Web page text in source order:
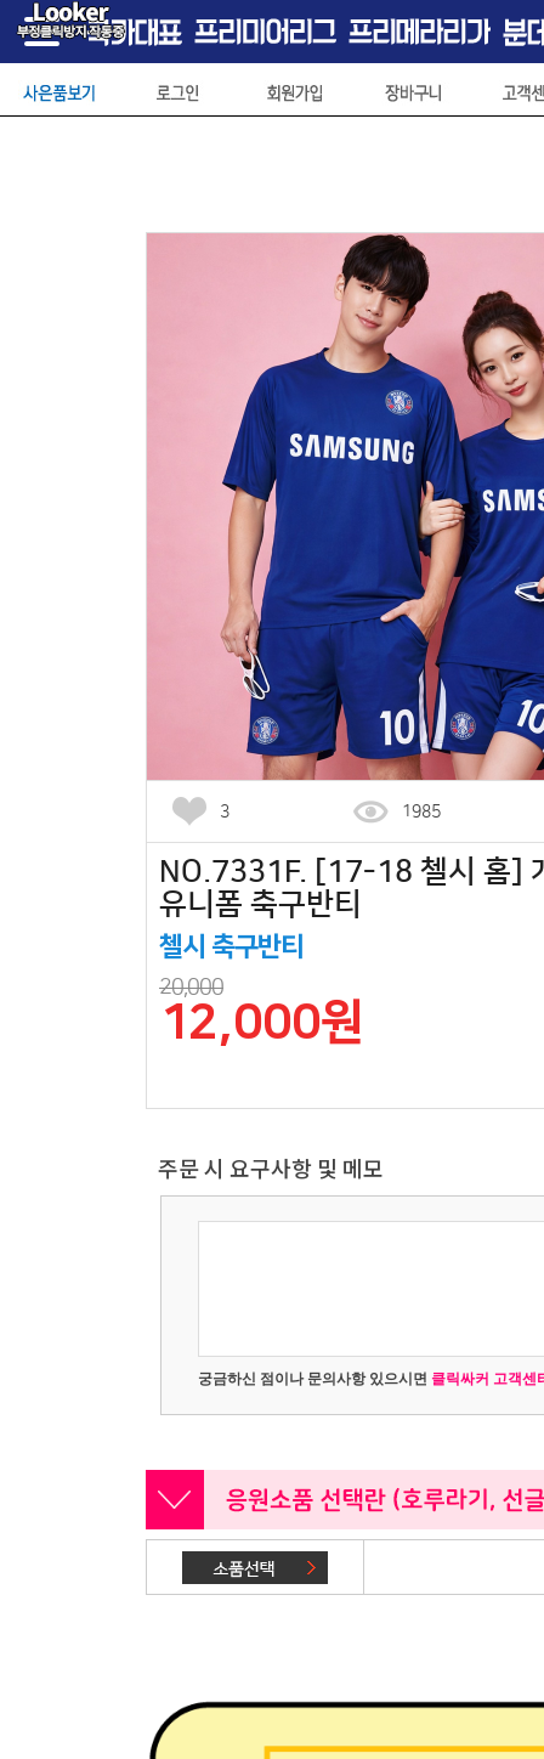
3 1985
NO.7331F. [17-18 첼시 홈]
유니폼 축구반티
첼시 축구반티
20,000
12,000원
주문 시 요구사항 및 메모
궁금하신 점이나 문의사항 있으시면 클릭싸커 고객센